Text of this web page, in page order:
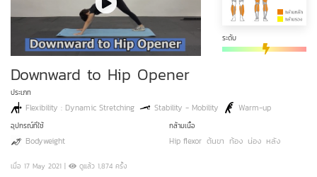
ระดับ
Downward to Hip Opener
ประเภท
Flexibility : Dynamic Stretching Stability - Mobility Warm-up
อุปกรณ์ที่ใช้
Bodyweight
กล้ามเนื้อ
Hip flexor ต้นขา ท้อง น่อง หลัง
เมื่อ 17 May 2021 | ดูแล้ว 1,874 ครั้ง